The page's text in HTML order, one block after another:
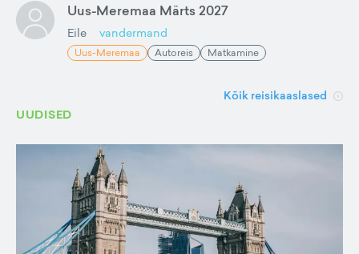
Uus-Meremaa Märts 2027
Eile vandermand
Uus-Meremaa Autoreis Matkamine
Kõik reisikaaslased
UUDISED